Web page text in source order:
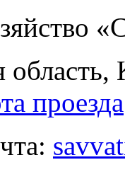
проезда